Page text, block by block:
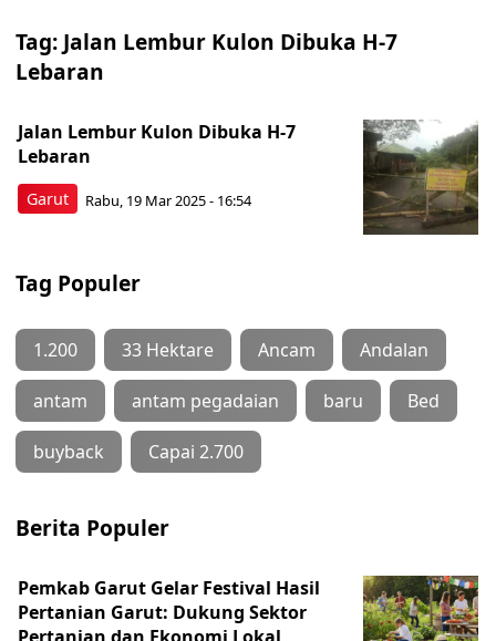
Tag: Jalan Lembur Kulon Dibuka H-7
Lebaran
Garut
Jalan Lembur Kulon Dibuka H-7
Lebaran
Rabu, 19 Mar 2025 - 16:54
Tag Populer
1.200 33 Hektare Ancam Andalan
antam antam pegadaian baru Bed
buyback Capai 2.700
Berita Populer
Pemkab Garut Gelar Festival Hasil
Pertanian Garut: Dukung Sektor